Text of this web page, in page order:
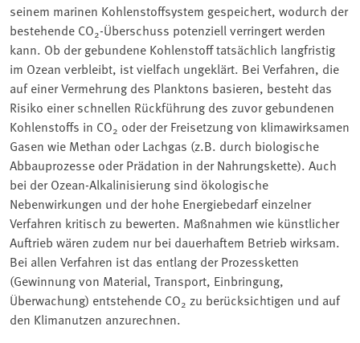
seinem marinen Kohlenstoffsystem gespeichert, wodurch der
bestehende CO2-Überschuss potenziell verringert werden
kann. Ob der gebundene Kohlenstoff tatsächlich langfristig
im Ozean verbleibt, ist vielfach ungeklärt. Bei Verfahren, die
auf einer Vermehrung des Planktons basieren, besteht das
Risiko einer schnellen Rückführung des zuvor gebundenen
Kohlenstoffs in CO2 oder der Freisetzung von klimawirksamen
Gasen wie Methan oder Lachgas (z.B. durch biologische
Abbauprozesse oder Prädation in der Nahrungskette). Auch
bei der Ozean-Alkalinisierung sind ökologische
Nebenwirkungen und der hohe Energiebedarf einzelner
Verfahren kritisch zu bewerten. Maßnahmen wie künstlicher
Auftrieb wären zudem nur bei dauerhaftem Betrieb wirksam.
Bei allen Verfahren ist das entlang der Prozessketten
(Gewinnung von Material, Transport, Einbringung,
Überwachung) entstehende CO2 zu berücksichtigen und auf
den Klimanutzen anzurechnen.